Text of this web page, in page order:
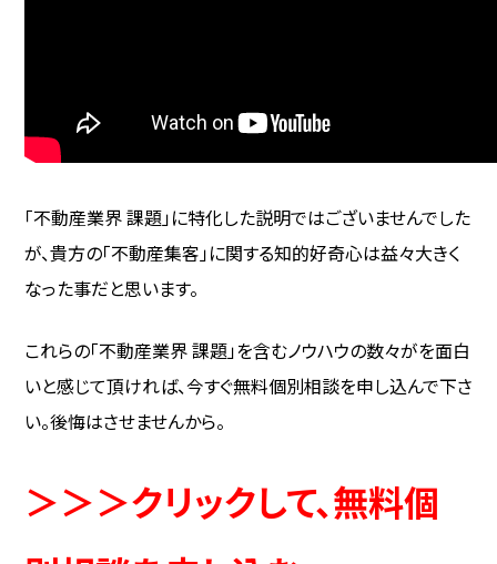
「不動産業界 課題」に特化した説明ではございませんでした
が、貴方の「不動産集客」に関する知的好奇心は益々大きく
なった事だと思います。
これらの「不動産業界 課題」を含むノウハウの数々がを面白
いと感じて頂ければ、今すぐ無料個別相談を申し込んで下さ
い。後悔はさせませんから。
＞＞＞クリックして、無料個